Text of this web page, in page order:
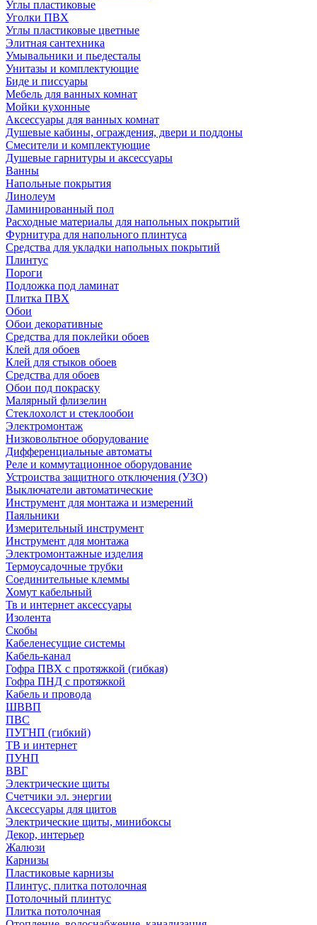
Углы пластиковые
Уголки ПВХ
Углы пластиковые цветные
Элитная сантехника
Умывальники и пьедесталы
Унитазы и комплектующие
Биде и писсуары
Мебель для ванных комнат
Мойки кухонные
Аксессуары для ванных комнат
Душевые кабины, ограждения, двери и поддоны
Смесители и комплектующие
Душевые гарнитуры и аксессуары
Ванны
Напольные покрытия
Линолеум
Ламинированный пол
Расходные материалы для напольных покрытий
Фурнитура для напольного плинтуса
Средства для укладки напольных покрытий
Плинтус
Пороги
Подложка под ламинат
Плитка ПВХ
Обои
Обои декоративные
Средства для поклейки обоев
Клей для обоев
Клей для стыков обоев
Средства для обоев
Обои под покраску
Малярный флизелин
Стеклохолст и стеклообои
Электромонтаж
Низковольтное оборудование
Дифференциальные автоматы
Реле и коммутационное оборудование
Устроиства защитного отключения (УЗО)
Выключатели автоматические
Инструмент для монтажа и измерений
Паяльники
Измерительный инструмент
Инструмент для монтажа
Электромонтажные изделия
Термоусадочные трубки
Соединительные клеммы
Хомут кабельный
Тв и интернет аксессуары
Изолента
Скобы
Кабеленесущие системы
Кабель-канал
Гофра ПВХ с протяжкой (гибкая)
Гофра ПНД с протяжкой
Кабель и провода
ШВВП
ПВС
ПУГНП (гибкий)
ТВ и интернет
ПУНП
ВВГ
Электрические щиты
Счетчики эл. энергии
Аксессуары для щитов
Электрические щиты, минибоксы
Декор, интерьер
Жалюзи
Карнизы
Пластиковые карнизы
Плинтус, плитка потолочная
Потолочный плинтус
Плитка потолочная